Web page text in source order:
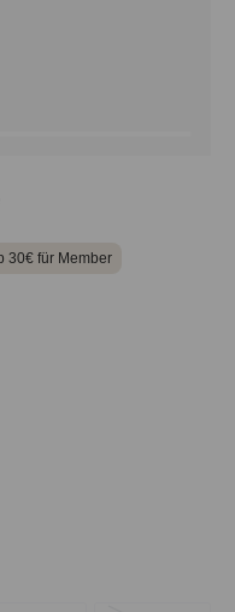
30€ für Member